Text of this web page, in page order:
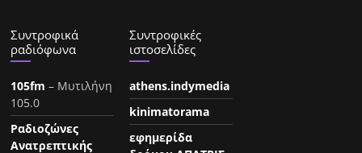
Συντροφικά
ραδιόφωνα
105fm – Μυτιλήνη
105.0
Ραδιοζώνες
Ανατρεπτικής
Συντροφικές
ιστοσελίδες
athens.indymedia
kinimatorama
εφημερίδα